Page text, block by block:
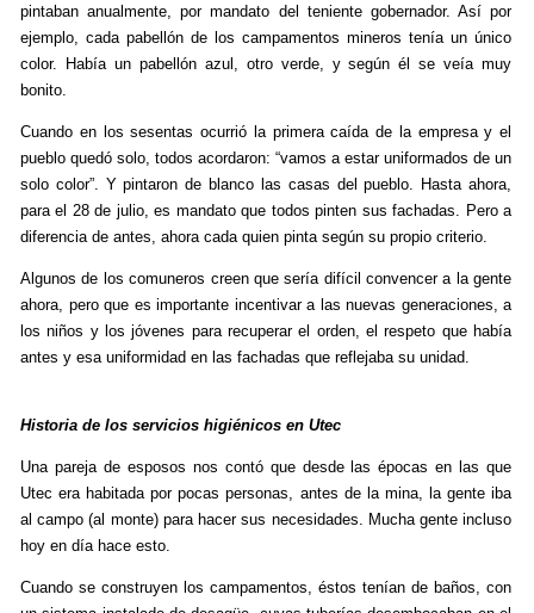
pintaban anualmente, por mandato del teniente gobernador. Así por
ejemplo, cada pabellón de los campamentos mineros tenía un único
color. Había un pabellón azul, otro verde, y según él se veía muy
bonito.
Cuando en los sesentas ocurrió la primera caída de la empresa y el
pueblo quedó solo, todos acordaron: “vamos a estar uniformados de un
solo color”. Y pintaron de blanco las casas del pueblo. Hasta ahora,
para el 28 de julio, es mandato que todos pinten sus fachadas. Pero a
diferencia de antes, ahora cada quien pinta según su propio criterio.
Algunos de los comuneros creen que sería difícil convencer a la gente
ahora, pero que es importante incentivar a las nuevas generaciones, a
los niños y los jóvenes para recuperar el orden, el respeto que había
antes y esa uniformidad en las fachadas que reflejaba su unidad.
Historia de los servicios higiénicos en Utec
Una pareja de esposos nos contó que desde las épocas en las que
Utec era habitada por pocas personas, antes de la mina, la gente iba
al campo (al monte) para hacer sus necesidades. Mucha gente incluso
hoy en día hace esto.
Cuando se construyen los campamentos, éstos tenían de baños, con